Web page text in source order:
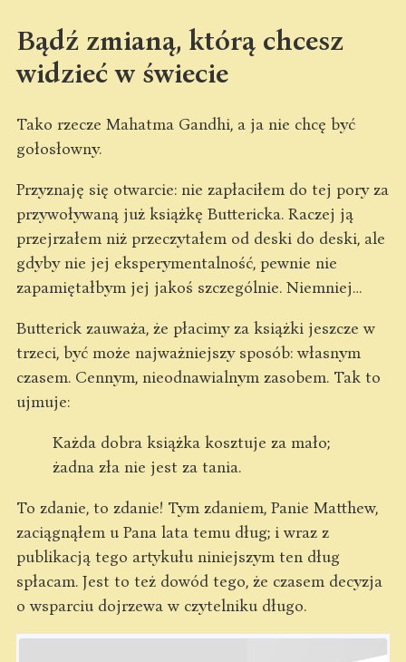
Bądź zmianą, którą chcesz
widzieć w świecie
Tako rzecze Mahatma Gandhi, a ja nie chcę być
gołosłowny.
Przyznaję się otwarcie: nie zapłaciłem do tej pory za
przywoływaną już książkę Buttericka. Raczej ją
przejrzałem niż przeczytałem od deski do deski, ale
gdyby nie jej eksperymentalność, pewnie nie
zapamiętałbym jej jakoś szczególnie. Niemniej…
Butterick zauważa, że płacimy za książki jeszcze w
trzeci, być może najważniejszy sposób: własnym
czasem. Cennym, nieodnawialnym zasobem. Tak to
ujmuje:
Każda dobra książka kosztuje za mało;
żadna zła nie jest za tania.
To zdanie, to zdanie! Tym zdaniem, Panie Matthew,
zaciągnąłem u Pana lata temu dług; i wraz z
publikacją tego artykułu niniejszym ten dług
spłacam. Jest to też dowód tego, że czasem decyzja
o wsparciu dojrzewa w czytelniku długo.